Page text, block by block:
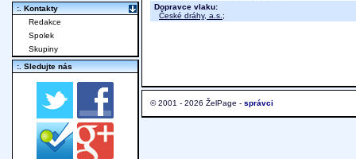
Dopravce vlaku:
České dráhy, a.s. ;
© 2001 - 2026 ŽelPage - správci
:. Kontakty
Redakce
Spolek
Skupiny
:. Sledujte nás